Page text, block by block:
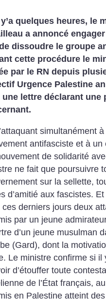
quelques heures, le
a annoncé
dissoudre le groupe
cette procédure le
par le RN depuis
Urgence Palestine
une lettre déclarant une
simultanément
antifasciste et à un
de solidarité
ne fait que poursuivre
sur la sellette,
d’amitié aux fascistes.
ces derniers jours deux
par un jeune
d’un jeune musulman
(Gard), dont la
Le ministre confirme si
d’étouffer toute
de l’État français,
en Palestine atteint